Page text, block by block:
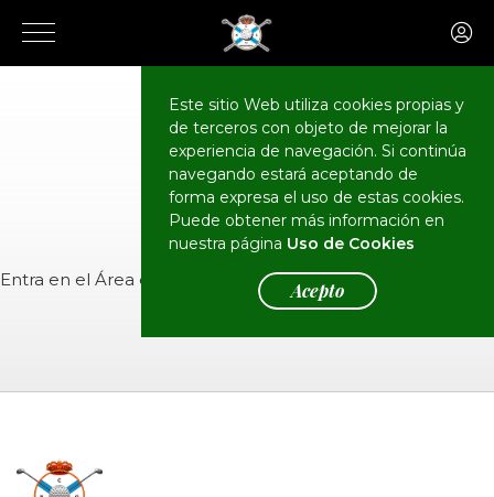
Este sitio Web utiliza cookies propias y
de terceros con objeto de mejorar la
experiencia de navegación. Si continúa
navegando estará aceptando de
forma expresa el uso de estas cookies.
Puede obtener más información en
nuestra página Uso de Cookies
Acepto
CALENDARIO
Eventos
Entra en el Área de Socios para ver el evento.